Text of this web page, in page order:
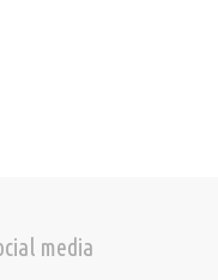
media